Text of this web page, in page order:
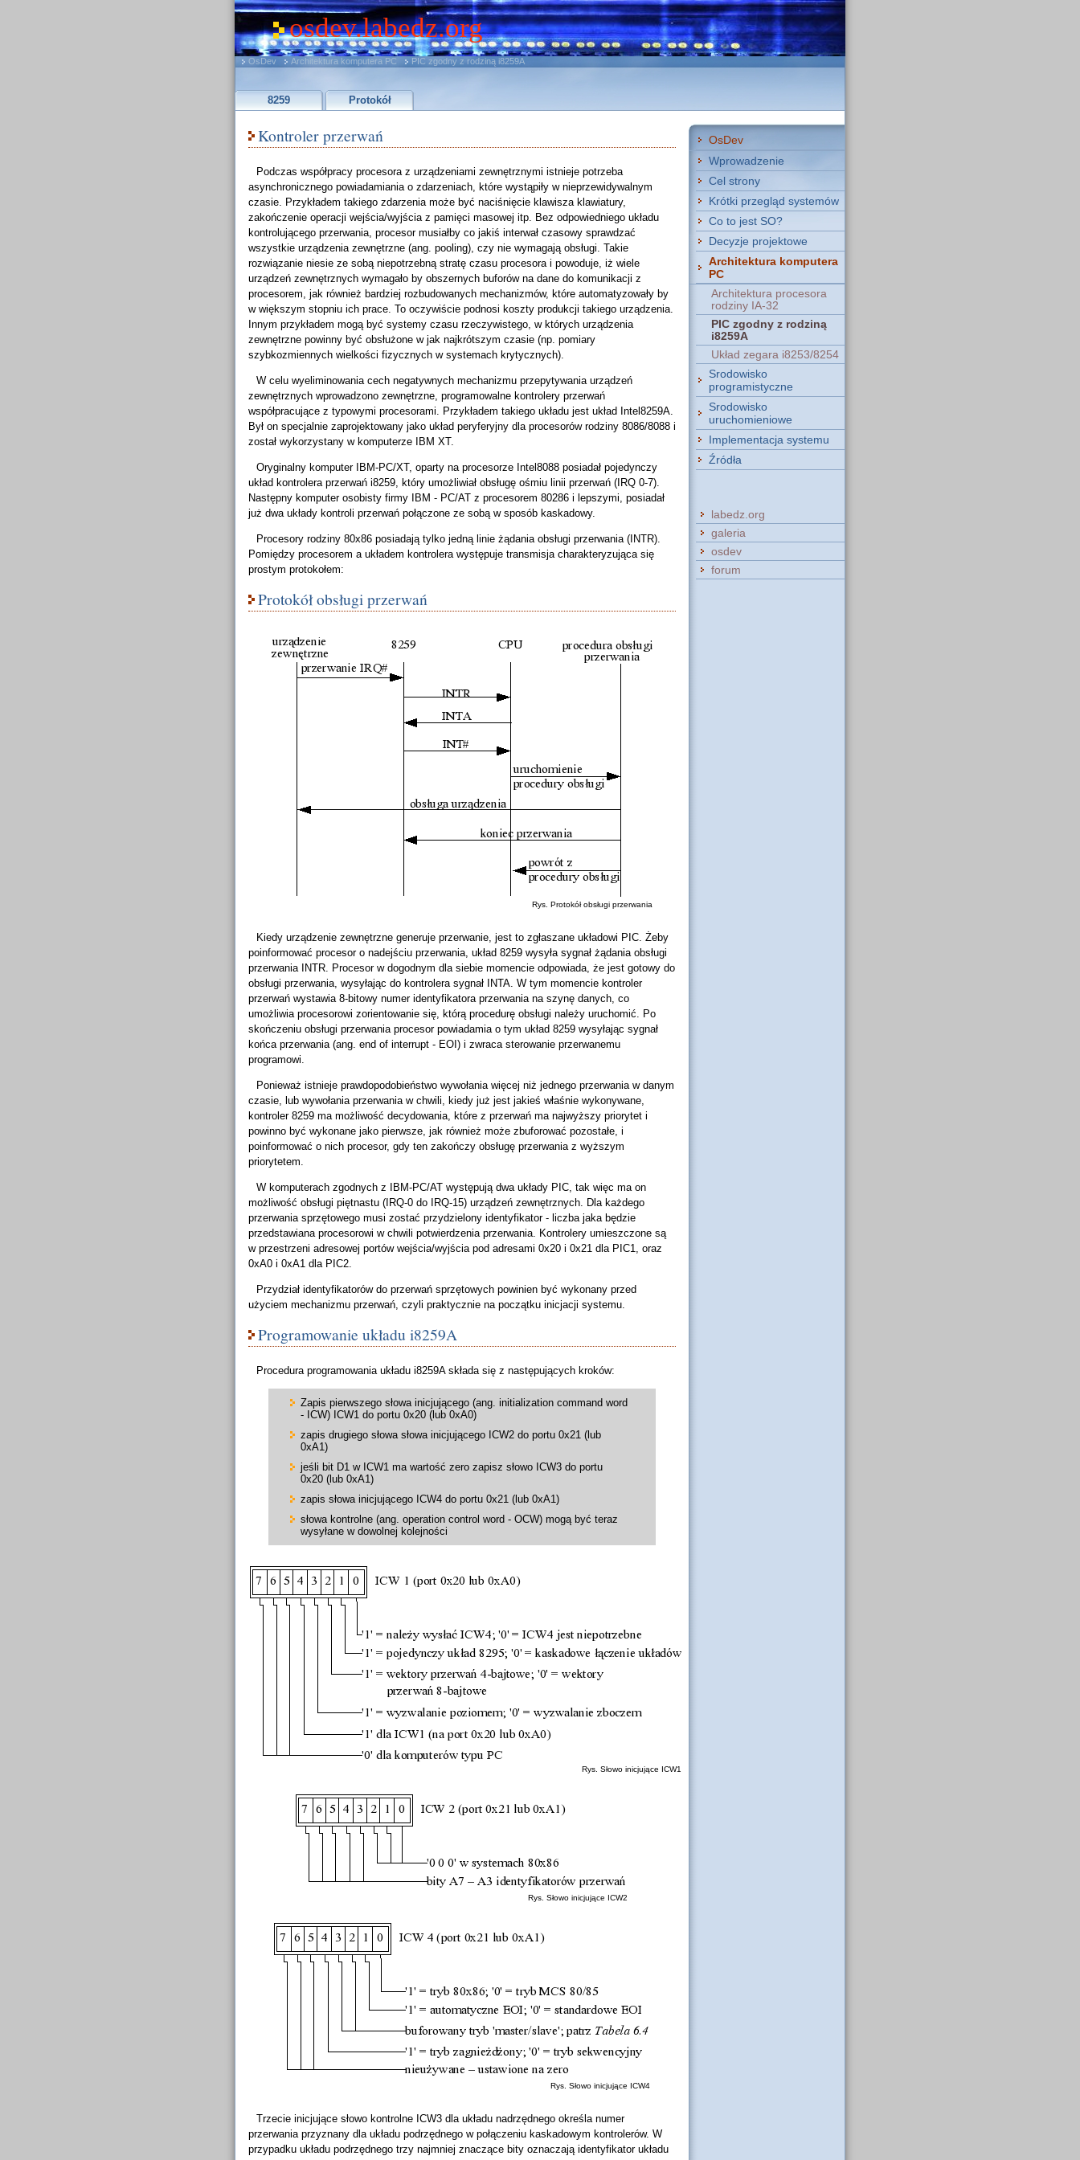
osdev.labedz.org
OsDev Architektura komputera PC PIC zgodny z rodziną i8259A
8259 Protokół
Kontroler przerwań
Podczas współpracy procesora z urządzeniami zewnętrznymi istnieje potrzeba
asynchronicznego powiadamiania o zdarzeniach, które wystąpiły w nieprzewidywalnym
czasie. Przykładem takiego zdarzenia może być naciśnięcie klawisza klawiatury,
zakończenie operacji wejścia/wyjścia z pamięci masowej itp. Bez odpowiedniego układu
kontrolującego przerwania, procesor musiałby co jakiś interwał czasowy sprawdzać
wszystkie urządzenia zewnętrzne (ang. pooling), czy nie wymagają obsługi. Takie
rozwiązanie niesie ze sobą niepotrzebną stratę czasu procesora i powoduje, iż wiele
urządzeń zewnętrznych wymagało by obszernych buforów na dane do komunikacji z
procesorem, jak również bardziej rozbudowanych mechanizmów, które automatyzowały by
w większym stopniu ich prace. To oczywiście podnosi koszty produkcji takiego urządzenia.
Innym przykładem mogą być systemy czasu rzeczywistego, w których urządzenia
zewnętrzne powinny być obsłużone w jak najkrótszym czasie (np. pomiary
szybkozmiennych wielkości fizycznych w systemach krytycznych).
W celu wyeliminowania cech negatywnych mechanizmu przepytywania urządzeń
zewnętrznych wprowadzono zewnętrzne, programowalne kontrolery przerwań
współpracujące z typowymi procesorami. Przykładem takiego układu jest układ Intel8259A.
Był on specjalnie zaprojektowany jako układ peryferyjny dla procesorów rodziny 8086/8088 i
został wykorzystany w komputerze IBM XT.
Oryginalny komputer IBM-PC/XT, oparty na procesorze Intel8088 posiadał pojedynczy
układ kontrolera przerwań i8259, który umożliwiał obsługę ośmiu linii przerwań (IRQ 0-7).
Następny komputer osobisty firmy IBM - PC/AT z procesorem 80286 i lepszymi, posiadał
już dwa układy kontroli przerwań połączone ze sobą w sposób kaskadowy.
Procesory rodziny 80x86 posiadają tylko jedną linie żądania obsługi przerwania (INTR).
Pomiędzy procesorem a układem kontrolera występuje transmisja charakteryzująca się
prostym protokołem:
Protokół obsługi przerwań
Rys. Protokół obsługi przerwania
Kiedy urządzenie zewnętrzne generuje przerwanie, jest to zgłaszane układowi PIC. Żeby
poinformować procesor o nadejściu przerwania, układ 8259 wysyła sygnał żądania obsługi
przerwania INTR. Procesor w dogodnym dla siebie momencie odpowiada, że jest gotowy do
obsługi przerwania, wysyłając do kontrolera sygnał INTA. W tym momencie kontroler
przerwań wystawia 8-bitowy numer identyfikatora przerwania na szynę danych, co
umożliwia procesorowi zorientowanie się, którą procedurę obsługi należy uruchomić. Po
skończeniu obsługi przerwania procesor powiadamia o tym układ 8259 wysyłając sygnał
końca przerwania (ang. end of interrupt - EOI) i zwraca sterowanie przerwanemu
programowi.
Ponieważ istnieje prawdopodobieństwo wywołania więcej niż jednego przerwania w danym
czasie, lub wywołania przerwania w chwili, kiedy już jest jakieś właśnie wykonywane,
kontroler 8259 ma możliwość decydowania, które z przerwań ma najwyższy priorytet i
powinno być wykonane jako pierwsze, jak również może zbuforować pozostałe, i
poinformować o nich procesor, gdy ten zakończy obsługę przerwania z wyższym
priorytetem.
W komputerach zgodnych z IBM-PC/AT występują dwa układy PIC, tak więc ma on
możliwość obsługi piętnastu (IRQ-0 do IRQ-15) urządzeń zewnętrznych. Dla każdego
przerwania sprzętowego musi zostać przydzielony identyfikator - liczba jaka będzie
przedstawiana procesorowi w chwili potwierdzenia przerwania. Kontrolery umieszczone są
w przestrzeni adresowej portów wejścia/wyjścia pod adresami 0x20 i 0x21 dla PIC1, oraz
0xA0 i 0xA1 dla PIC2.
Przydział identyfikatorów do przerwań sprzętowych powinien być wykonany przed
użyciem mechanizmu przerwań, czyli praktycznie na początku inicjacji systemu.
Programowanie układu i8259A
Procedura programowania układu i8259A składa się z następujących kroków:
Zapis pierwszego słowa inicjującego (ang. initialization command word
- ICW) ICW1 do portu 0x20 (lub 0xA0)
zapis drugiego słowa słowa inicjującego ICW2 do portu 0x21 (lub
0xA1)
jeśli bit D1 w ICW1 ma wartość zero zapisz słowo ICW3 do portu
0x20 (lub 0xA1)
zapis słowa inicjującego ICW4 do portu 0x21 (lub 0xA1)
słowa kontrolne (ang. operation control word - OCW) mogą być teraz
wysyłane w dowolnej kolejności
Rys. Słowo inicjujące ICW1
Rys. Słowo inicjujące ICW2
Rys. Słowo inicjujące ICW4
Trzecie inicjujące słowo kontrolne ICW3 dla układu nadrzędnego określa numer
przerwania przyznany dla układu podrzędnego w połączeniu kaskadowym kontrolerów. W
przypadku układu podrzędnego trzy najmniej znaczące bity oznaczają identyfikator układu
OsDev
Wprowadzenie
Cel strony
Krótki przegląd systemów
Co to jest SO?
Decyzje projektowe
Architektura komputera
PC
Architektura procesora
rodziny IA-32
PIC zgodny z rodziną
i8259A
Układ zegara i8253/8254
Srodowisko
programistyczne
Srodowisko
uruchomieniowe
Implementacja systemu
Źródła
labedz.org
galeria
osdev
forum